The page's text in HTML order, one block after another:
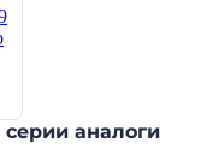
аналоги